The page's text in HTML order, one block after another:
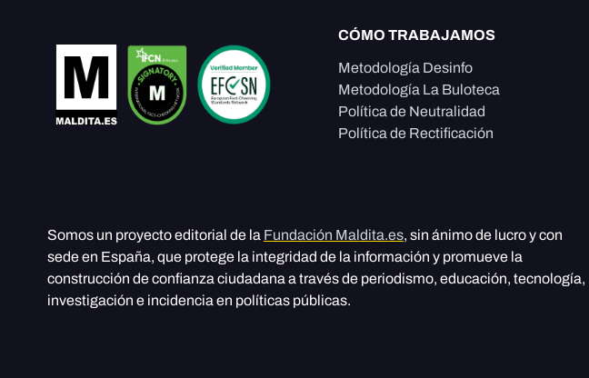
CÓMO TRABAJAMOS
Metodología Desinfo
Metodología La Buloteca
Política de Neutralidad
Política de Rectificación
Somos un proyecto editorial de la Fundación Maldita.es, sin ánimo de lucro y con
sede en España, que protege la integridad de la información y promueve la
construcción de confianza ciudadana a través de periodismo, educación, tecnología,
investigación e incidencia en políticas públicas.